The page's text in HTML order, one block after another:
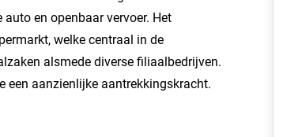
en openbaar vervoer. Het
welke centraal in de
alsmede diverse filiaalbedrijven.
een aanzienlijke aantrekkingskracht.